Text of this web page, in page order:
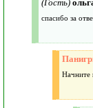
(Гость)
спасибо за
Начните